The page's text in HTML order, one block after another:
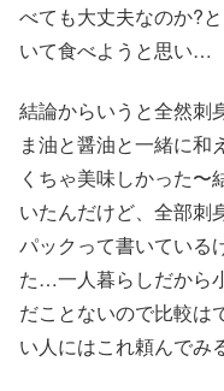
べても大丈夫なのか?
いて食べようと思い…
結論からいうと全然刺
ま油と醤油と一緒に和
くちゃ美味しかった〜
いたんだけど、全部刺
パックって書いている
た…一人暮らしだから
だことないので比較は
い人にはこれ頼んでみ